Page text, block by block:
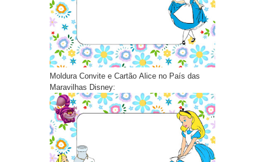
Moldura Convite e Cartão Alice no País das
Maravilhas Disney: